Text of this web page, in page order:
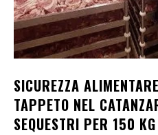
SICUREZZA
TAPPETO NEL
SEQUESTRI PER 150